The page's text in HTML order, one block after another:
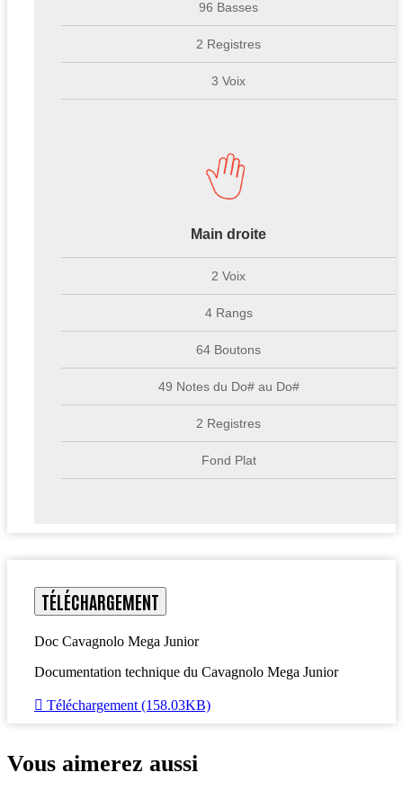
96 Basses
2 Registres
3 Voix
Main droite
2 Voix
4 Rangs
64 Boutons
49 Notes du Do# au Do#
2 Registres
Fond Plat
TÉLÉCHARGEMENT
Doc Cavagnolo Mega Junior
Documentation technique du Cavagnolo Mega Junior
 Téléchargement (158.03KB)
Vous aimerez aussi